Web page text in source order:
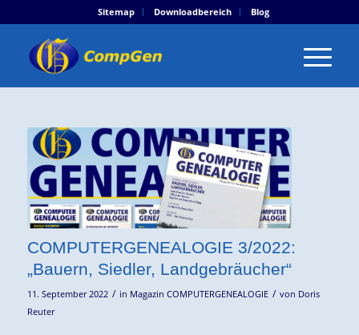
Sitemap Downloadbereich Blog
COMPUTERGENEALOGIE 3/2022:
„Bauern, Siedler, Landgebräucher“
11. September 2022 / in Magazin COMPUTERGENEALOGIE / von Doris
Reuter